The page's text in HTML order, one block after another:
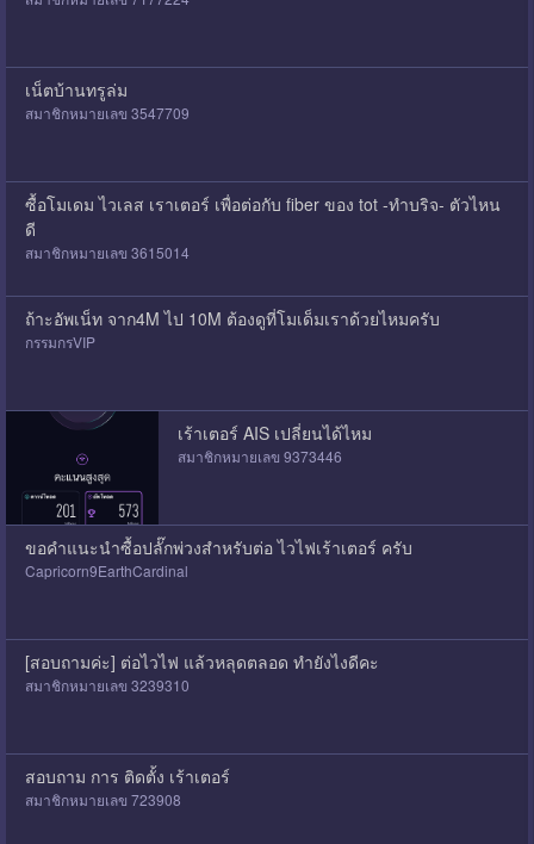
เน็ตบ้านทรูล่ม
สมาชิกหมายเลข 3547709
ซื้อโมเดม ไวเลส เราเตอร์ เพื่อต่อกับ fiber ของ tot -ทำบริจ- ตัวไหน
ดี
สมาชิกหมายเลข 3615014
ถ้าะอัพเน็ท จาก4M ไป 10M ต้องดูที่โมเด็มเราด้วยไหมครับ
กรรมกรVIP
เร้าเตอร์ AIS เปลี่ยนได้ไหม
สมาชิกหมายเลข 9373446
ขอคำแนะนำซื้อปลั๊กพ่วงสำหรับต่อ ไวไฟเร้าเตอร์ ครับ
Capricorn9EarthCardinal
[สอบถามค่ะ] ต่อไวไฟ แล้วหลุดตลอด ทำยังไงดีคะ
สมาชิกหมายเลข 3239310
สอบถาม การ ติดตั้ง เร้าเตอร์
สมาชิกหมายเลข 723908